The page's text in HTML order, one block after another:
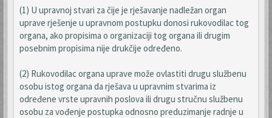
(1) U upravnoj stvari za čije je rješavanje nadležan organ
uprave rješenje u upravnom postupku donosi rukovodilac tog
organa, ako propisima o organizaciji tog organa ili drugim
posebnim propisima nije drukčije određeno.
(2) Rukovodilac organa uprave može ovlastiti drugu službenu
osobu istog organa da rješava u upravnim stvarima iz
određene vrste upravnih poslova ili drugu stručnu službenu
osobu za vođenje postupka odnosno preduzimanje radnje u